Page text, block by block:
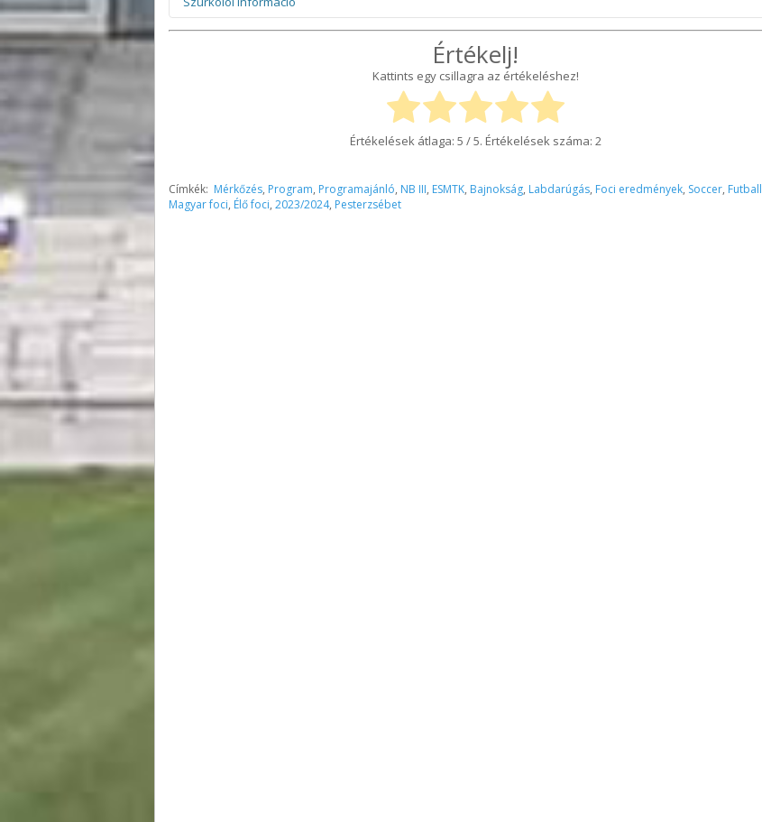
Figyelem! Felhívjuk figyelmüket, hogy az idegenbeli mérkőzések megtekintése és az elutazás előtt minden
esetben szíveskedjenek figyelmesen elolvasni a mérkőzésekkel kapcsolatos információkat. A szükséges
tudnivalókat időben megosztjuk összes online felületünkön, így a Békéscsaba 1912 Előre NEM vállal
felelősséget abban az esetben, ha valaki az információk hiányára hivatkozva, bármilyen okból nem tud az
aktuális mérkőzésre bejutni! Előfordulhat, hogy a vendéglátó klub nem ad minden részletre kiterjedő
tájékoztatást, így mindenképp javasoljuk, hogy keressék fel az ellenfél csapatának felületeit is és
tájékozódjanak a bejutás feltételeiről. A Békéscsaba 1912 Előre minden tőle telhetőt megtesz azért, hogy
köszönjük!
Értékelj!
Kattints egy csillagra az értékeléshez!
Értékelések átlaga: 5 / 5. Értékelések száma: 2
Címkék: Mérkőzés, Program, Programajánló, NB III, ESMTK, Bajnokság, Labdarúgás, Foci eredmények, Soccer, Futball
Magyar foci, Élő foci, 2023/2024, Pesterzsébet